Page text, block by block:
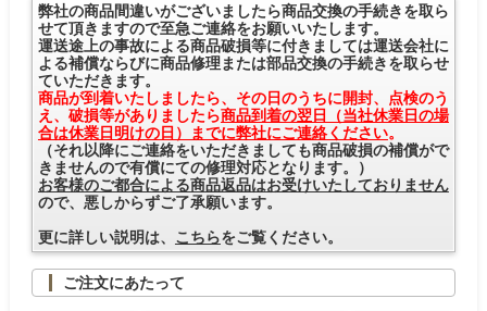
弊社の商品間違いがございましたら商品交換の手続きを取ら
せて頂きますので至急ご連絡をお願いいたします。
運送途上の事故による商品破損等に付きましては運送会社に
よる補償ならびに商品修理または部品交換の手続きを取らせ
ていただきます。
商品が到着いたしましたら、その日のうちに開封、点検のう
え、破損等がありましたら商品到着の翌日（当社休業日の場
合は休業日明けの日）までに弊社にご連絡ください。
（それ以降にご連絡をいただきましても商品破損の補償がで
きませんので有償にての修理対応となります。）
お客様のご都合による商品返品はお受けいたしておりません
ので、悪しからずご了承願います。
更に詳しい説明は、 こちらをご覧ください。
ご注文にあたって